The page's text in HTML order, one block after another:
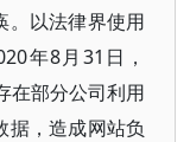
。以法律界使用
年8月31日，
在部分公司利用
据，造成网站负